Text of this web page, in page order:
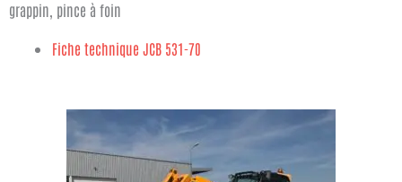
grappin, pince à foin
Fiche technique JCB 531-70